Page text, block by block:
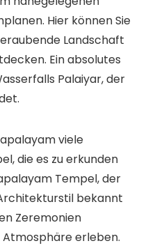
Hier können Sie
Landschaft
Ein absolutes
Palaiyar, der
viele
die es zu erkunden
Tempel, der
bekannt
Zeremonien
erleben.